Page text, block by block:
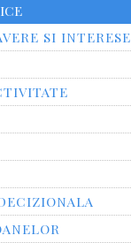
SI INTERESE